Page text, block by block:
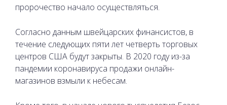
пророчество начало осуществляться.
Согласно данным швейцарских финансистов, в
течение следующих пяти лет четверть торговых
центров США будут закрыты. В 2020 году из-за
пандемии коронавируса продажи онлайн-
магазинов взмыли к небесам.